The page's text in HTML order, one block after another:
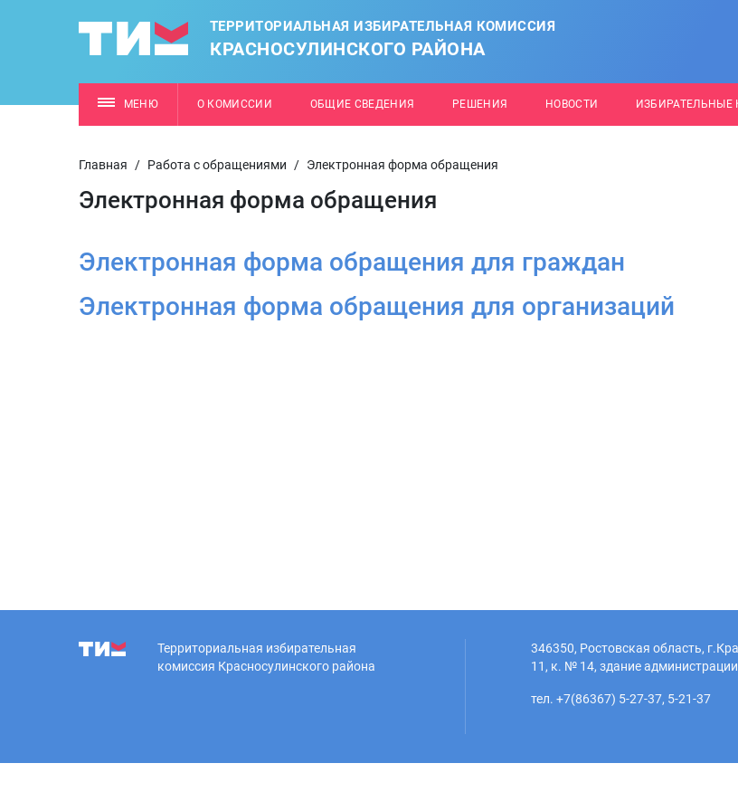
ТЕРРИТОРИАЛЬНАЯ ИЗБИРАТЕЛЬНАЯ КОМИССИЯ
КРАСНОСУЛИНСКОГО РАЙОНА
МЕНЮ О КОМИССИИ ОБЩИЕ СВЕДЕНИЯ РЕШЕНИЯ НОВОСТИ
Главная / Работа с обращениями / Электронная форма обращения
Электронная форма обращения
Электронная форма обращения для граждан
Электронная форма обращения для организаций
Территориальная избирательная
комиссия Красносулинского района
346350, Ростовская область,
11, к. № 14, здание администрации
тел. +7(86367) 5-27-37, 5-21-37